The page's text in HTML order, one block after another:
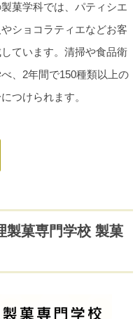
菓学科では、パティシエ
ショコラティエなどお客
ています。清掃や食品衛
、2年間で150種類以上の
つけられます。
製菓専門学校 製菓